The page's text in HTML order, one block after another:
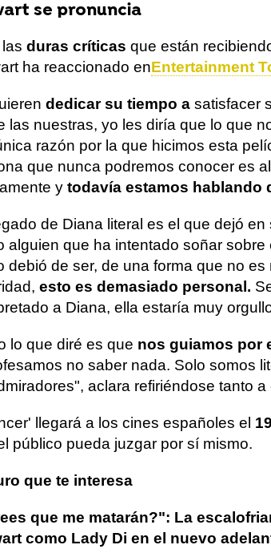
se pronuncia
duras críticas que están
ha reaccionado enEntertainment
dedicar su tiempo a satisfacer
las nuestras, yo les diría que lo que
razón por la que hicimos esta
que nunca podremos conocer es
y todavía estamos hablando
de Diana literal es el que dejó
alguien que ha intentado soñar
debió de ser, de una forma que no es
esto es demasiado personal.
a Diana, ella estaría muy
lo que diré es que nos guiamos por
no saber nada. Solo somos
aclara refiriéndose tanto a
llegará a los cines españoles el
público pueda juzgar por sí mismo.
que te interesa
que me matarán?": La
como Lady Di en el nuevo